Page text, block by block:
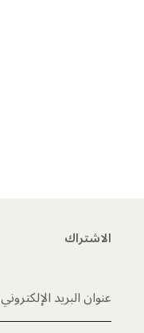
الاشتراك
عنوان البريد الإلكتروني